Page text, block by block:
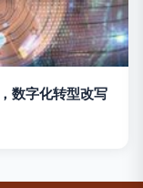
数字化转型改写